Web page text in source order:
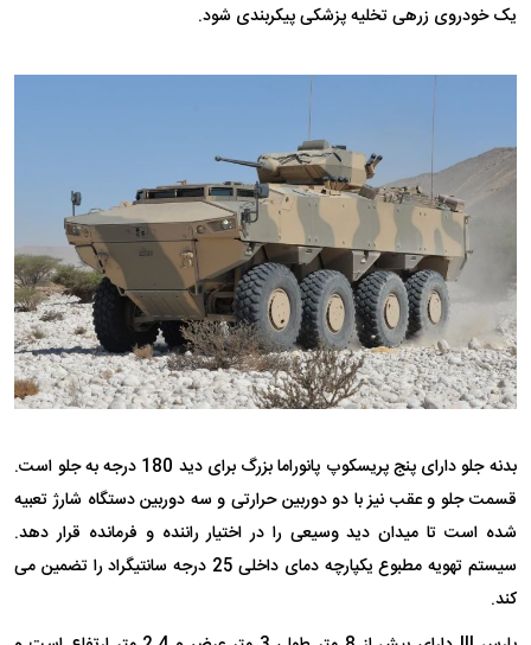
یک خودروی زرهی تخلیه پزشکی پیکربندی شود.
بدنه جلو دارای پنج پریسکوپ پانوراما بزرگ برای دید 180 درجه به جلو است.
قسمت جلو و عقب نیز با دو دوربین حرارتی و سه دوربین دستگاه شارژ تعبیه
شده است تا میدان دید وسیعی را در اختیار راننده و فرمانده قرار دهد.
سیستم تهویه مطبوع یکپارچه دمای داخلی 25 درجه سانتیگراد را تضمین می
کند.